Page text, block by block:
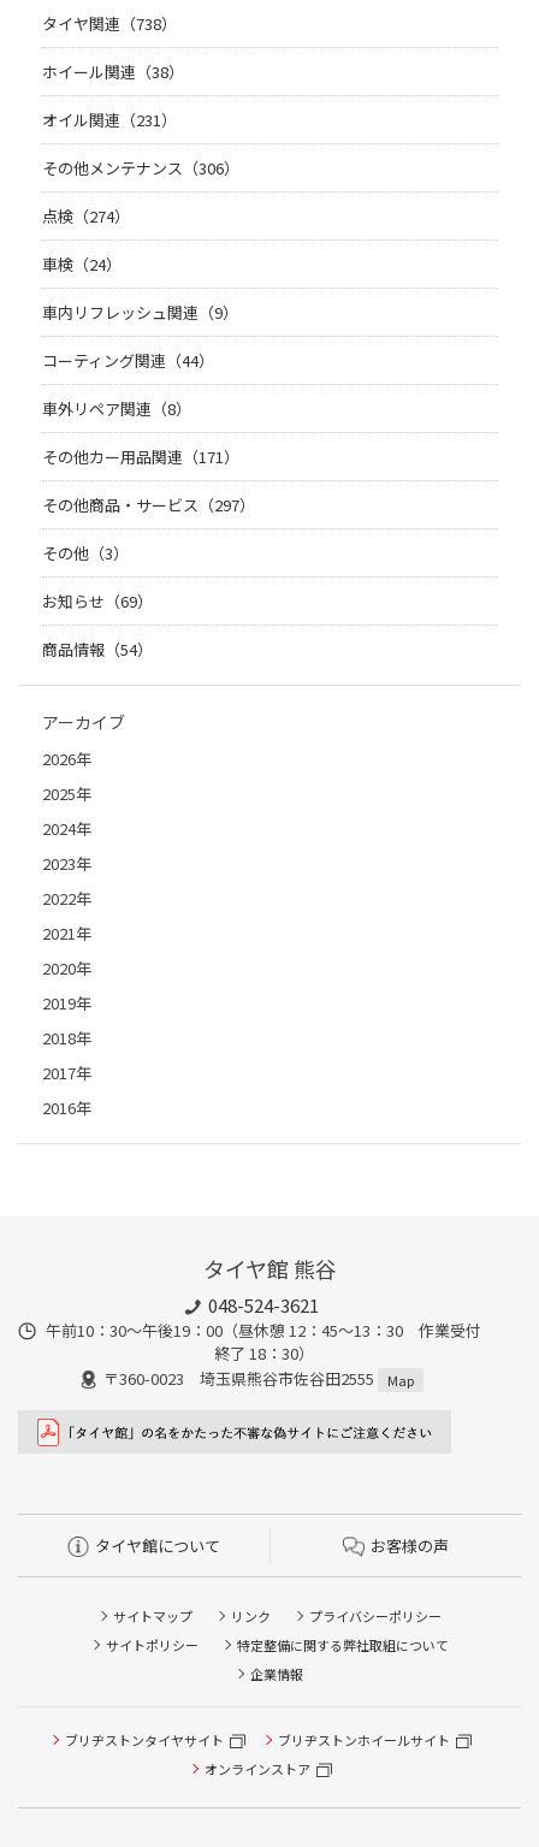
タイヤ関連（738）
ホイール関連（38）
オイル関連（231）
その他メンテナンス（306）
点検（274）
車検（24）
車内リフレッシュ関連（9）
コーティング関連（44）
車外リペア関連（8）
その他カー用品関連（171）
その他商品・サービス（297）
その他（3）
お知らせ（69）
商品情報（54）
アーカイブ
2026年
2025年
2024年
2023年
2022年
2021年
2020年
2019年
2018年
2017年
2016年
タイヤ館 熊谷
048-524-3621
午前10：30～午後19：00（昼休憩 12：45～13：30 作業受付
終了 18：30）
〒360-0023 埼玉県熊谷市佐谷田2555
Map
タイヤ館について お客様の声
サイトマップ リンク
プライバシーポリシー
サイトポリシー
特定整備に関する弊社取組について
企業情報
ブリヂストンタイヤサイト
ブリヂストンホイールサイト
オンラインストア
タイヤ点検・安全点検/タイヤ履き替え/オイル交換/その他
ピット作業の予約